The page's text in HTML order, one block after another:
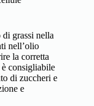
di grassi nella
nell’olio
la corretta
consigliabile
di zuccheri e
e